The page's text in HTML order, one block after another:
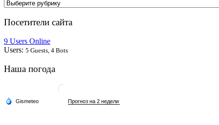
Посетители сайта
9 Users Online
Users: 5 Guests, 4 Bots
Наша погода